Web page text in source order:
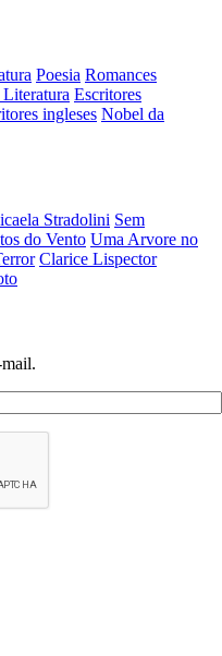
Poesia Romances
Escritores
ingleses Nobel da
Stradolini Sem
do Vento Uma Arvore no
Clarice Lispector